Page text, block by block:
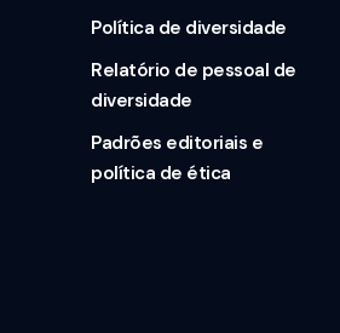
Política de diversidade
Relatório de pessoal de
diversidade
Padrões editoriais e
política de ética